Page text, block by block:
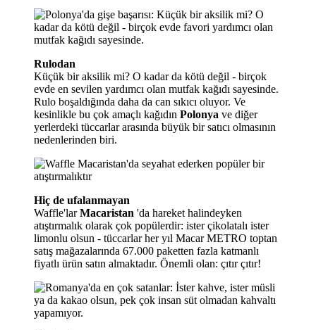
Rulodan
Küçük bir aksilik mi? O kadar da kötü değil - birçok
evde en sevilen yardımcı olan mutfak kağıdı sayesinde.
Rulo boşaldığında daha da can sıkıcı oluyor. Ve
kesinlikle bu çok amaçlı kağıdın Polonya ve diğer
yerlerdeki tüccarlar arasında büyük bir satıcı olmasının
nedenlerinden biri.
Hiç de ufalanmayan
Waffle'larMacaristan 'da hareket halindeyken
atıştırmalık olarak çok popülerdir: ister çikolatalı ister
limonlu olsun - tüccarlar her yıl Macar METRO toptan
satış mağazalarında 67.000 paketten fazla katmanlı
fiyatlı ürün satın almaktadır. Önemli olan: çıtır çıtır!